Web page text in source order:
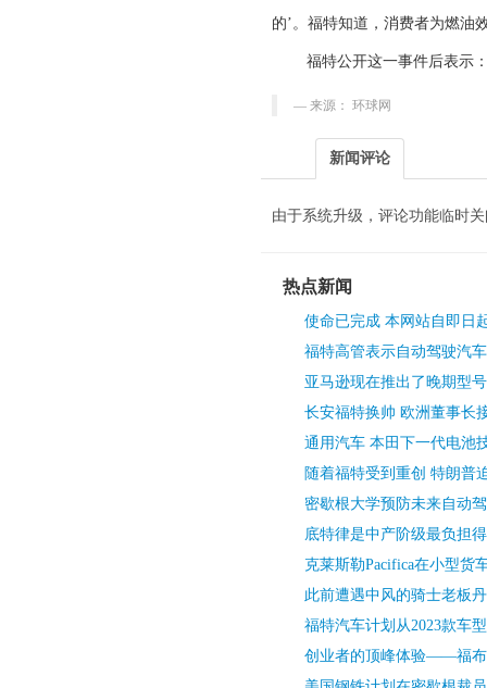
的’。福特知道，消费者为燃油
福特公开这一事件后表示
来源： 环球网
新闻评论
由于系统升级，评论功能临时
热点新闻
使命已完成 本网站自即日
福特高管表示自动驾驶汽
亚马逊现在推出了晚期型
长安福特换帅 欧洲董事长
通用汽车 本田下一代电池
随着福特受到重创 特朗普
密歇根大学预防未来自动
底特律是中产阶级最负担
克莱斯勒Pacifica在小型货
此前遭遇中风的骑士老板
福特汽车计划从2023款车
创业者的顶峰体验——福布